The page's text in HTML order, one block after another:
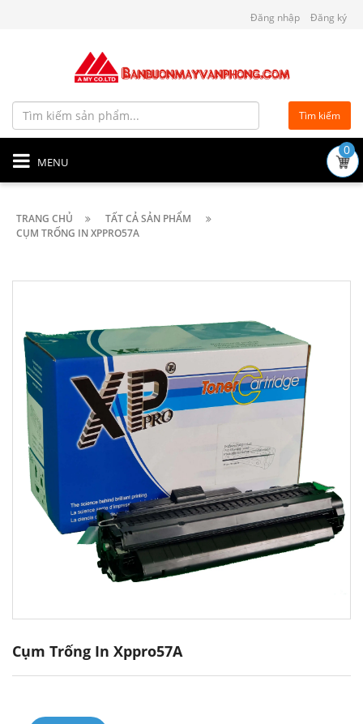
Đăng nhập Đăng ký
Tìm kiếm
MENU
0
TRANG CHỦ
TẤT CẢ SẢN PHẨM
CỤM TRỐNG IN XPPRO57A
Cụm Trống In Xppro57A